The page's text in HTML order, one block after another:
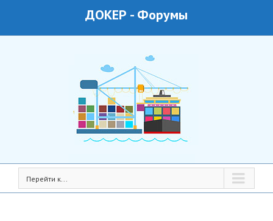
ДОКЕР - Форумы
Перейти к...